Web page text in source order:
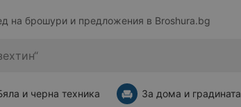
на брошури и предложения в Broshura.bg
и черна техника За дома и градината